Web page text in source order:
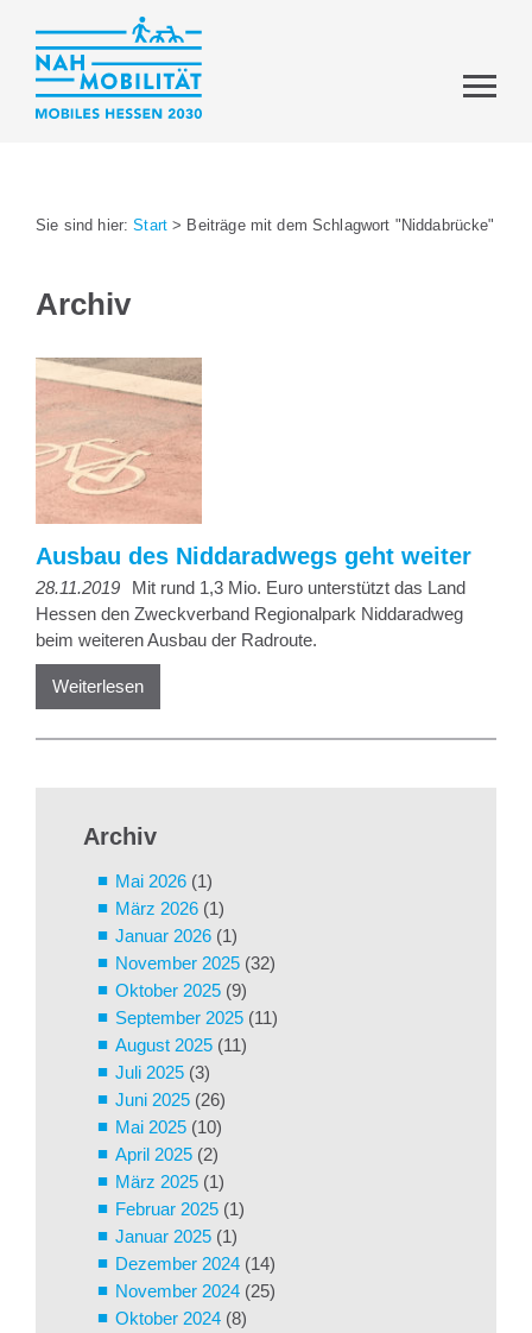
Sie sind hier:Start > Beiträge mit dem Schlagwort "Niddabrücke"
Archiv
Ausbau des Niddaradwegs geht weiter
28.11.2019
Mit rund 1,3 Mio. Euro unterstützt das Land
Hessen den Zweckverband Regionalpark Niddaradweg
beim weiteren Ausbau der Radroute.
Weiterlesen
Archiv
Mai 2026 (1)
März 2026 (1)
Januar 2026 (1)
November 2025 (32)
Oktober 2025 (9)
September 2025 (11)
August 2025 (11)
Juli 2025 (3)
Juni 2025 (26)
Mai 2025 (10)
April 2025 (2)
März 2025 (1)
Februar 2025 (1)
Januar 2025 (1)
Dezember 2024 (14)
November 2024 (25)
Oktober 2024 (8)